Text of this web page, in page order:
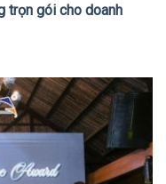
trọn gói cho doanh